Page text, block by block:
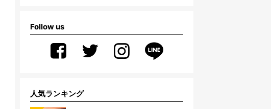
Follow us
人気ランキング